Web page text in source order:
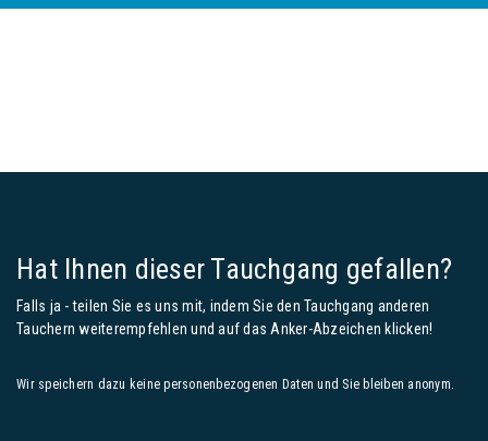
Hat Ihnen dieser Tauchgang gefallen?
Falls ja - teilen Sie es uns mit, indem Sie den Tauchgang anderen
Tauchern weiterempfehlen und auf das Anker-Abzeichen klicken!
Wir speichern dazu keine personenbezogenen Daten und Sie bleiben anonym.